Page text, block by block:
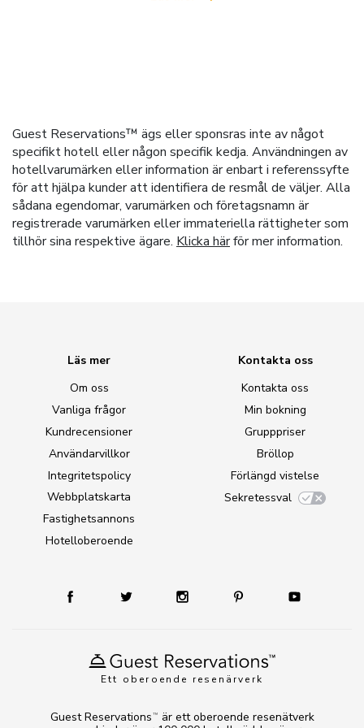
Guest Reservations™ ägs eller sponsras inte av något
specifikt hotell eller någon specifik kedja. Användningen av
hotellvarumärken eller information är enbart i referenssyfte
för att hjälpa kunder att identifiera de resmål de väljer. Alla
sådana egendomar, varumärken och företagsnamn är
registrerade varumärken eller immateriella rättigheter som
tillhör sina respektive ägare. Klicka härför mer information.
Ett oberoende resenärverk
Läs mer
Om oss
Vanliga frågor
Kundrecensioner
Användarvillkor
Integritetspolicy
Webbplatskarta
Fastighetsannons
Hotelloberoende
Kontakta oss
Kontakta oss
Min bokning
Grupppriser
Bröllop
Förlängd vistelse
Sekretessval
Guest Reservations TM
är ett oberoende resenätverk